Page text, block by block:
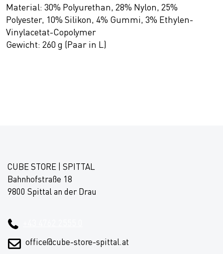
Material: 30% Polyurethan, 28% Nylon, 25%
Polyester, 10% Silikon, 4% Gummi, 3% Ethylen-
Vinylacetat-Copolymer
Gewicht: 260 g (Paar in L)
CUBE STORE | SPITTAL
Bahnhofstraße 18
9800 Spittal an der Drau
office@cube-store-spittal.at